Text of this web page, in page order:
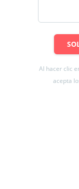
Al hacer clic
acepta